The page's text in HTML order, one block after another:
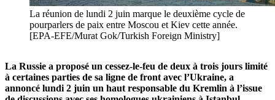
La réunion de lundi 2 juin marque le deuxième cycle de
pourparlers de paix entre Moscou et Kiev cette année.
[EPA-EFE/Murat Gok/Turkish Foreign Ministry]
La Russie a proposé un cessez-le-feu de deux à trois jours limité
à certaines parties de sa ligne de front avec l’Ukraine, a
annoncé lundi 2 juin un haut responsable du Kremlin à l’issue